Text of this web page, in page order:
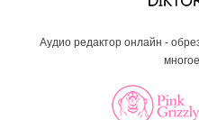
Аудио редактор онлайн -